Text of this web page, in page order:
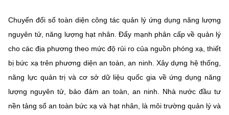
Chuyển đổi số toàn diện công tác quản lý ứng dụng năng lượng
nguyên tử, năng lượng hạt nhân. Đẩy mạnh phân cấp về quản lý
cho các địa phương theo mức độ rủi ro của nguồn phóng xạ, thiết
bị bức xạ trên phương diện an toàn, an ninh. Xây dựng hệ thống,
năng lực quản trị và cơ sở dữ liệu quốc gia về ứng dụng năng
lượng nguyên tử, bảo đảm an toàn, an ninh. Nhà nước đầu tư
nền tảng số an toàn bức xạ và hạt nhân, là môi trường quản lý và